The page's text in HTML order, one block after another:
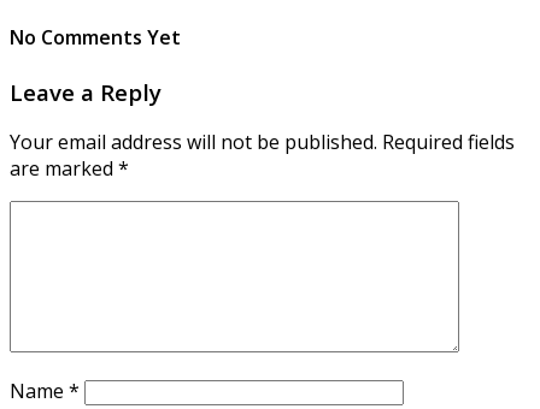
No Comments Yet
Leave a Reply
Your email address will not be published. Required fields
are marked *
Name *